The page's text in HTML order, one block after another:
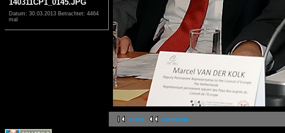
140311CP1_0145.JPG
Datum: 30.03.2013 Betrachtet: 4464
mal
erste vorherige